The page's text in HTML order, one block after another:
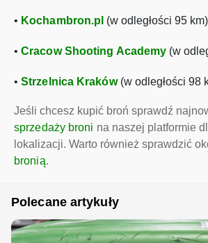
• Kochambron.pl (w odległości 95 km)
• Cracow Shooting Academy (w
• Strzelnica Kraków(w odległości 98
Jeśli chcesz kupić broń sprawdź
sprzedaży broni na naszej platformie
lokalizacji. Warto również sprawdzić
bronią.
Polecane artykuły